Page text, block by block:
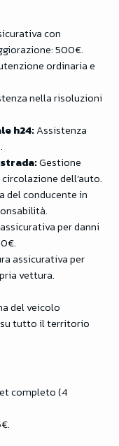
con
500€.
ordinaria e
nella risoluzioni
h24:Assistenza
Gestione
dell’auto.
del conducente in
per danni
assicurativa per
vettura.
del veicolo
su tutto il territorio
completo (4